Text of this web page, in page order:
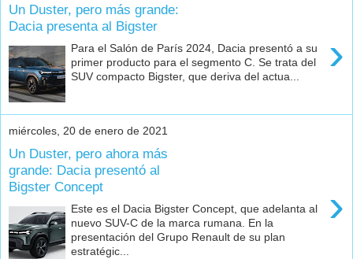
Un Duster, pero más grande:
Dacia presenta al Bigster
›
Para el Salón de París 2024, Dacia presentó a su
primer producto para el segmento C. Se trata del
SUV compacto Bigster, que deriva del actua...
miércoles, 20 de enero de 2021
Un Duster, pero ahora más
grande: Dacia presentó al
Bigster Concept
›
Este es el Dacia Bigster Concept, que adelanta al
nuevo SUV-C de la marca rumana. En la
presentación del Grupo Renault de su plan
estratégic...